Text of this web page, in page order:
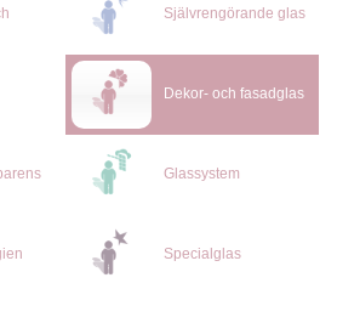
Självrengörande glas
Dekor- och fasadglas
Glassystem
Specialglas